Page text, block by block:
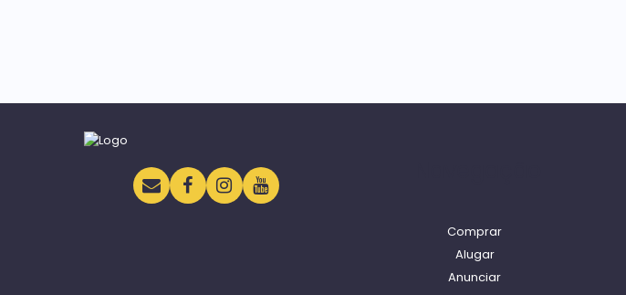
Comprar
Alugar
Anunciar